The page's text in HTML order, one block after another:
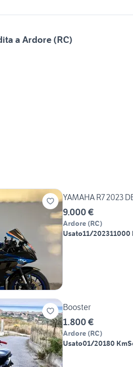
a Ardore (RC)
YAMAHA R7 2023
9.000 €
Ardore (RC)
Usato11/202311000
Booster
1.800 €
Ardore (RC)
Usato01/20180 Km